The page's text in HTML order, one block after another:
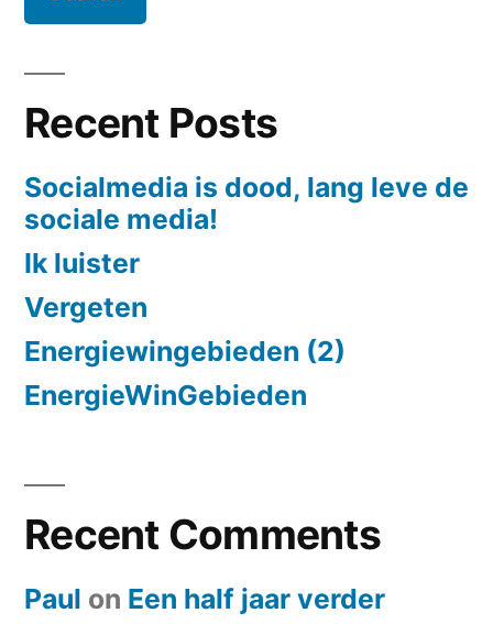
Recent Posts
Socialmedia is dood, lang leve de
sociale media!
Ik luister
Vergeten
Energiewingebieden (2)
EnergieWinGebieden
Recent Comments
Paul on Een half jaar verder